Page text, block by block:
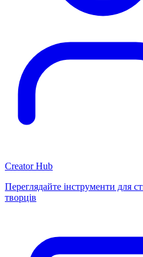
Creator Hub
Переглядайте інструменти для
творців